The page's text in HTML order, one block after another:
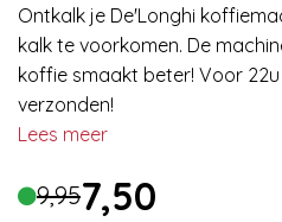
Ontkalk je De'Longhi
kalk te voorkomen. De
koffie smaakt beter! Voor
verzonden!
Lees meer
9,957,50